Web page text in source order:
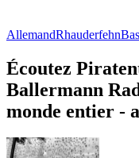
AllemandRhauderfehn
Écoutez
Ballermann
monde entier -